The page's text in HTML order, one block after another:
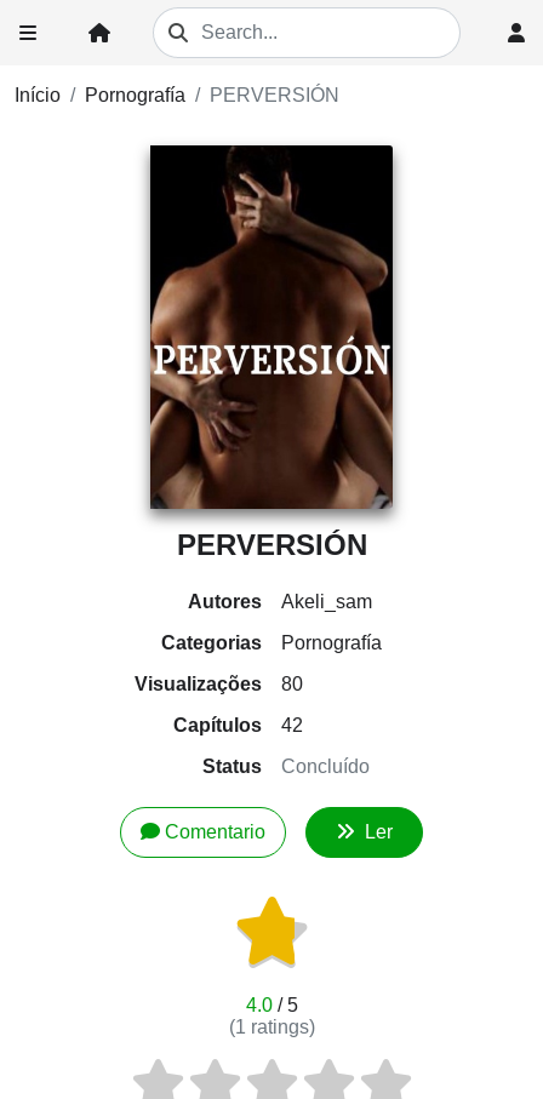
Início Pornografía PERVERSIÓN
PERVERSIÓN
Autores
Akeli_sam
Categorias
Pornografía
Visualizações
80
Capítulos
42
Status
Concluído
Comentario Ler
4.0/ 5
(1 ratings)